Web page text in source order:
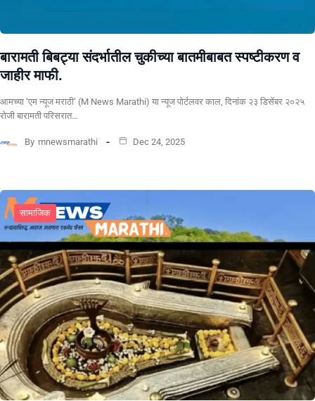
बारामती बिबट्या संदर्भातील चुकीच्या बातमीबाबत स्पष्टीकरण व
जाहीर माफी.
आमच्या ‘एम न्यूज मराठी’ (M News Marathi) या न्यूज पोर्टलवर काल, दिनांक २३ डिसेंबर २०२५
रोजी बारामती परिसरात…
By mnewsmarathi Dec 24, 2025
सामाजिक